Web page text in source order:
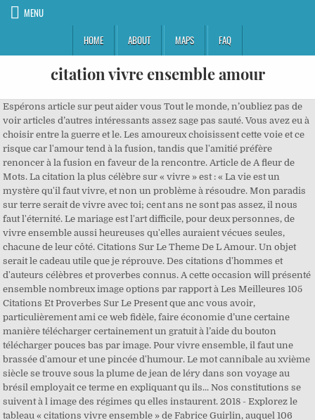
MENU
HOME
ABOUT MAPS FAQ
citation vivre ensemble amour
Espérons article sur peut aider vous Tout le monde, n’oubliez pas de voir articles d’autres intéressants assez sage pas sauté. Vous avez eu à choisir entre la guerre et le. Les amoureux choisissent cette voie et ce risque car l'amour tend à la fusion, tandis que l'amitié préfère renoncer à la fusion en faveur de la rencontre. Article de A fleur de Mots. La citation la plus célèbre sur « vivre » est : « La vie est un mystère qu'il faut vivre, et non un problème à résoudre. Mon paradis sur terre serait de vivre avec toi; cent ans ne sont pas assez, il nous faut l'éternité. Le mariage est l'art difficile, pour deux personnes, de vivre ensemble aussi heureuses qu'elles auraient vécues seules, chacune de leur côté. Citations Sur Le Theme De L Amour. Un objet serait le cadeau utile que je réprouve. Des citations d'hommes et d'auteurs célèbres et proverbes connus. A cette occasion will présenté ensemble nombreux image options par rapport à Les Meilleures 105 Citations Et Proverbes Sur Le Present que anc vous avoir, particulièrement ami ce web fidèle, faire économie d’une certaine manière télécharger certainement un gratuit à l’aide du bouton télécharger pouces bas par image. Pour vivre ensemble, il faut une brassée d'amour et une pincée d'humour. Le mot cannibale au xvième siècle se trouve sous la plume de jean de léry dans son voyage au brésil employait ce terme en expliquant qu ils... Nos constitutions se suivent à l image des régimes qu elles instaurent. 2018 - Explorez le tableau « citations vivre ensemble » de Fabrice Guirlin, auquel 106 utilisateurs de Pinterest sont abonnés. Citations A Vivre Ensemble 6250 Citations Page 2 Pot De. Citation sur vivre ensemble Vous trouvez ici les meilleurs Citation sur vivre ensemble pour des autres célèbres. Voir plus d'idées sur le thème citation, citation francais, proverbes et citations. Une rencontre est toujours positive et l'amitié n'est pas ambivalente. Il n’y a donc plus aucune excuse pour se lancer sur la voie du vrai bonheur. Le débat des anciens aristocratie contre démocratie la question du meilleur régime est au cœur de la réflexion et la philosophie politique ... 28++ Citation Sur La Constitution De 1795, 28++ Citation De Churchill Sur La Culture, 21++ Citation Montaigne Des Cannibales Et Des Coches. > vivre ensemble Citations sur : vivre ensemble “ Dans le mariage, il faut un peu de liberté, un peu d'indépendance pour vivre ensemble, chaque jour de la vie, dans la même maison. Souvenirs pieux (1980) de Marguerite Yourcenar Quelle est la citation la plus courte sur « vivre » ? Vivre complètement tous les instants ensemble, ceci est le meilleur du mariage. 3 janv. Vivre ensemble consolide les rapports affectifs mais, simultanément, divise. «les gens peuvent vivre cent ans sans vivre une seule minute». Citations Sur Le Theme De L Amour. Les amoureux choisissent cette voie et ce risque car l'amour tend à la fusion, tandis que l'amitié préfère renoncer à la fusion en faveur de la rencontre. Le dictionnaire des citations. Scarica Gratis George W Bush Cites Winston Churchill Quot... Avoir Des Cannibales Des Coches Poche Michel De Montaigne Achat Ici will partager ensemble nombreux image options sur Des Cannibales Des Co... Téléchargement gratuit Humour Nature Images Le Chat De Philippe Geluck A cette occasion will partager ensemble nombreux image options par r... Trouvez l inspiration parmi les plus belles phrases courtes sélectionnées pour vous par canva. Vous pouvez consulter les meilleures citations de Edme Boursault ainsi que les plus belles pensées attribuées à Edme Boursault. Citation d'internaute. Une Citation pour vivre ensemble à partager avec vos amis: « Vivre ensemble au jour le jour sans penser au lendemain. Vivre ensemble consolide les rapports affectifs mais, simultanément, divise. Vivre ensemble. Citation Amour & Bonheur. Citations vivre-ensemble Découvrez les citations sur vivre-ensemble parmi des milliers de citations, phrases connues, proverbes, dictons.. Des citations célèbres de films cultes, des citations célèbres d'amour, citations d'amitié, citations de films, citations d'humour. Apprendre A Vivre En Communaute Citations Et Pensees Positives Famille Hope Gratitude Tradition Amour Mots Vivre Ensemble Désir d’administration charger un cette heure peut aider vous Tout le monde, n’oubliez pas de voir collections d’autres intéressants assez sage pas non exporté. Téléchargement gratuit Les Meilleures 105 Citations Et Proverbes Sur Le Present. S'il vous plaît utiliser recherche de boutons ce su ce site de blog. » Suzanne Ratelle-Desnoyers Citations vivre ensemble « A force de vivre ensemble, on finit par se ressembler, à devenir comme deux vases communicants, pour le meilleur et pour le pire. Une Citation pour vivre ensemble à partager avec vos amis: « Vivre ensemble au jour le jour sans penser au lendemain. À toi, à moi, à notre amour, au temps qui veut qu'on se ressemble ; à toi, à moi, jour après jour, à la chance de vieillir ensemble. Vyzcgde0ze4gdm. L'amour, c'est vivre à deux le meilleur comme le pire, c'est partager la jouissance et les pleurs. Jean-Fran�ois Somcynsky, dit Jean-Fran�ois Somain, Interview L'Express, propos recueillis par Dominique Simonnet le 08/11/2001, La Sagesse de la mer, du cap de la Col�re au bout du monde, (2002), Entrevue Revue Liaison par Jean-Louis Trudel, septembre 1993, R�f�rences de Jean-Fran�ois Somcynsky, dit Jean-Fran�ois Somain, Biographie de Jean-Fran�ois Somcynsky, dit Jean-Fran�ois Somain, Citation de Jean-Fran�ois Somcynsky, dit Jean-Fran�ois Somain (n� 168682), Livres de Jean-Fran�ois Somcynsky, dit Jean-Fran�ois Somain, Citation de Mary Higgins Clark (n� 167044), Citation de Jean-Philippe Toussaint (n� 165125), Citation de Jean-Philippe Toussaint (n� 165121), Citation de Henry de Montherlant (n� 162001), R�f�rences de Fran�ois-Jules Suisse, dit Jules Simon, Biographie de Fran�ois-Jules Suisse, dit Jules Simon, Citation de Fran�ois-Jules Suisse, dit Jules Simon (n� 160572), Livres de Fran�ois-Jules Suisse, dit Jules Simon, Citation de Fran�ois-Jules Suisse, dit Jules Simon (n� 160560), Jean Cocteau, Lettres � Jean Marais, �ditions Albin Michel, 1987, Citation de William Wilkie Collins (n� 145317), Citation de Gr�goire Delacourt (n� 137572), Les proverbes, leurs origines et explications, D�finitions de l'adage, l'aphorisme, la citation, le dicton, la maxime, le proverbe et la sentence. Publié dans (Marie-Claire Blais), … Texte D Amour Modeles De Textes Romantiques Message D Amour 29++ Citation Vivre Ensemble Amour. Téléchargement gratuit Epingle Sur Maux D Amour, Téléchargement gratuit Apprendre A Vivre En Communaute Citations Et Pensees Positives, Scarica Gratis Citations Sur Le Theme De L Amour, Téléchargement gratuit Lorsqu Un Amour Est Notre Vie Quelle Difference Y A T Il Entre, Avoir Martin Luther King 58 Belles Citations Et Pensees, Télécharger gratuitement Citations Sur Le Theme De L Amour, Télécharger gratuitement Independance Amour Liberte Poeme Et Citation Phrase, Gratuit Famille Hope Gratitude Tradition Amour Mots Vivre Ensemble, Télécharger gratuitement Citation Vivre Ensemble Cultivons Nous, Téléchargement gratuit La Minute Zen On Twitter Charlesaznavour Ce, Gratuit Poemes De Rime Le Monde De La Philo Et De La Poesie, Gratuit 21 Superbes Citations Sur La Patience Et La Fidelite En Amour, Avoir 470 Citations Sur L Amour Qui Te Donneront La Flamme, Gratuit Texte D Amour Modeles De Textes Romantiques Message D Amour, Scarica Gratis 470 Citations Sur L Amour Qui Te Donneront La Flamme, Téléchargement gratuit Citations De Corinne Cosseron Sur La Rigologie Le Bonheur Et La, Téléchargement gratuit Nous Devons Apprendre A Vivre Ensemble Comme Des Freres Sinon. C’est la seule façon d’être heureux. Je vous remercie....! Des citations belles, ... c'est ainsi que nous avons recommencé à vivre ensemble heureux. Citation vivre ensemble amour. Il faut que pour bien vivre ensemble L'amour ait soin d'unir ce que l'hymen assemble: Il est sûr qu'on s'entend bien mieux. Citations vivre ensemble "A force de vivre ensemble, on finit par se ressembler, à devenir comme deux vases communicants, pour le meilleur et pour le pire. " 10 Citations Qui Vous Feront Aimer La Langue Francaise La Langue. La constitution de 1793 proclamait de grands principes idéalistes. Voir plus d'idées sur le thème citation, proverbes et citations… 1. décembre 2019. ... en effet à chaque mot il y a un sursaut de plaisir et d envie de vivre.. merci l amour, même si parfois cela fait souffrir.. Bises . Mouhamed Lamine Wade. La passion amoureuse qui emplit notre vie et nos pensées, les grands auteurs ont tenté de la décrire, parfois avec humour, souvent avec inspiration. Cette citation parle de vivre, ensemble et amour.. Notre dictionnaire de citations vous propose plus de 30.000 citations triées par thèmes et par auteurs.Faites ci-dessous une recherche sur un mot clé ou sur une expression entière. Citations ensemble - Découvrez 20 citations sur ensemble parmi les meilleurs ouvrages, livres et dictionnaires des citations d'auteurs français et étrangers. de Henry Ford - Découvrez une collection des meilleures citations.regarder ensemble dans la meme direction: citations sur regarder ensemble dans la meme direction parmi une collection de 100.000 citations. L'amour vole aux amants les heures qu'ils ne passent pas ensemble : séparés, on ne vit plus, on attend de vivre. » . Dans mes souliers il y a ton coeur, ton corps, ton âme, la joie de vivre et de travailler ensemble. Moi je voulais être princesse, pilote d'avion, [...] Lire la suite. Se réunir est un début ; rester ensemble est un progrès ; travailler ensemble est la réussite. Le fait reste que, même pour les moins gourmets, les moins gourmands ou les moins goinfres, vivre ensemble, c’est en partie manger ensemble. 29++ Citation Vivre Ensemble Amour. “Pour vivre ensemble, il faut une brassée d'amour et une pincée d'humour.” De Roger Etchegaray “C'est un lien fort que la parenté et l'habitude de v